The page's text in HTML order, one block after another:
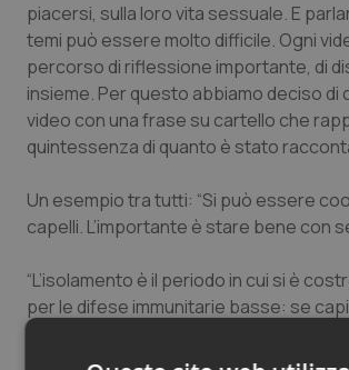
piacersi, sulla loro vita sessuale. E
temi può essere molto difficile. Ogni
percorso di riflessione importante, di
insieme. Per questo abbiamo deciso di
video con una frase su cartello che
quintessenza di quanto è stato
Un esempio tra tutti: “Si può essere
capelli. L’importante è stare bene con
“L’isolamento è il periodo in cui si è
per le difese immunitarie basse: se